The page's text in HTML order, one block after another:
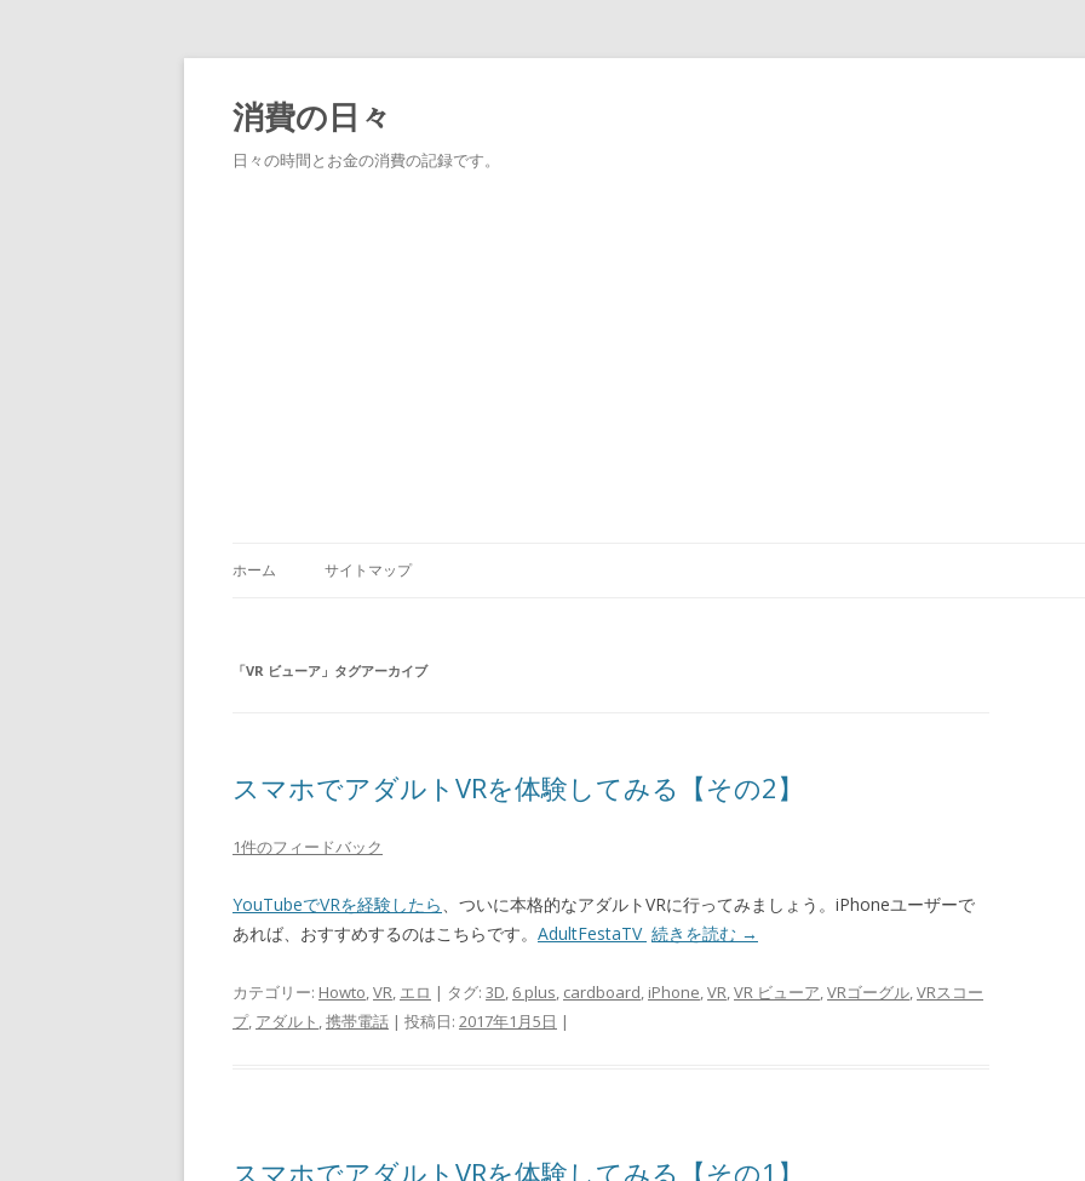
消費の日々
日々の時間とお金の消費の記録です。
ホーム サイトマップ
「VR ビューア 」タグアーカイブ
スマホでアダルトVRを体験してみる【その2】
1件のフィードバック
YouTubeでVRを経験したら、ついに本格的なアダルトVRに行ってみましょう。iPhoneユーザーで
あれば、おすすめするのはこちらです。 AdultFestaTV 続きを読む →
カテゴリー: Howto,VR, エロ | タグ: 3D, 6 plus, cardboard, iPhone,VR,VR ビューア,VRゴーグル,VRスコー
プ, アダルト ,携帯電話 | 投稿日: 2017年1月5日 |
スマホでアダルトVRを体験してみる【その1】